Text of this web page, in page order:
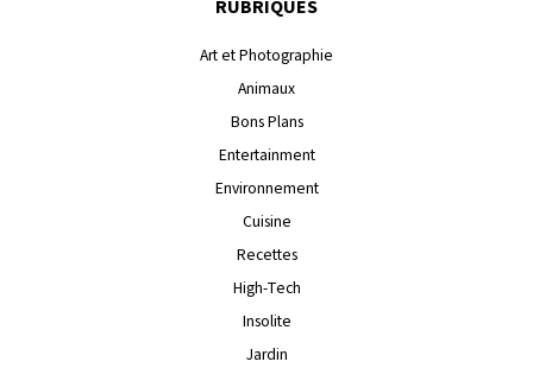
RUBRIQUES
Art et Photographie
Animaux
Bons Plans
Entertainment
Environnement
Cuisine
Recettes
High-Tech
Insolite
Jardin